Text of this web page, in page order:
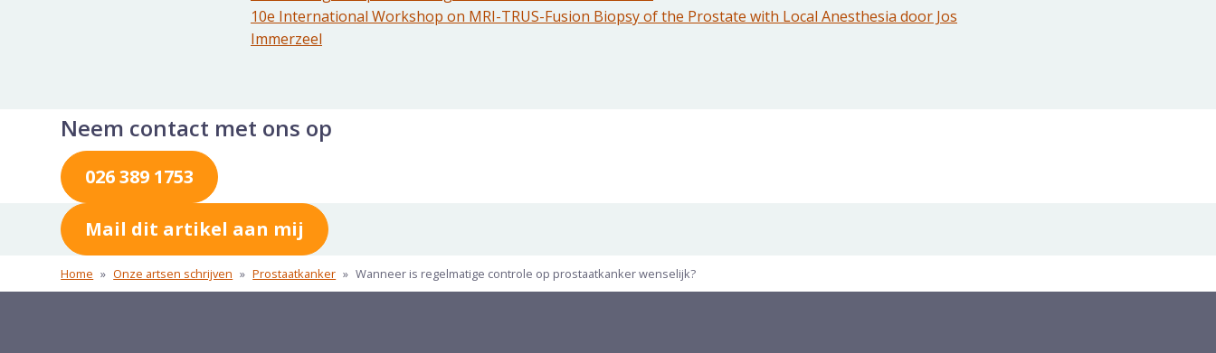
10e International Workshop on MRI-TRUS-Fusion Biopsy of the Prostate with Local Anesthesia door Jos
Immerzeel
Neem contact met ons op
026 389 1753
Mail dit artikel aan mij
Home » Onze artsen schrijven » Prostaatkanker » Wanneer is regelmatige controle op prostaatkanker wenselijk?